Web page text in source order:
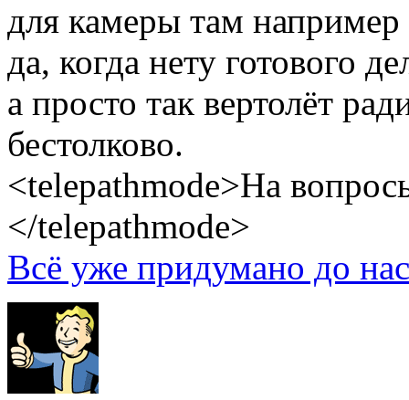
для камеры там
да, когда нету готового
а просто так вертолёт
бестолково.
<telepathmode>На
</telepathmode>
Всё уже придумано до